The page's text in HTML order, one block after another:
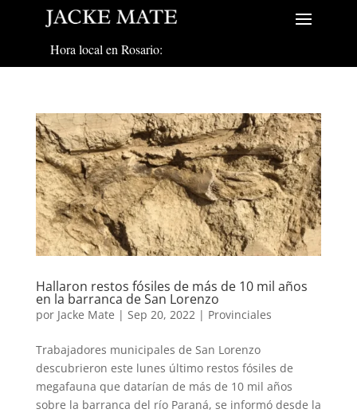
Hora local en Rosario:
Hallaron restos fósiles de más de 10 mil años
en la barranca de San Lorenzo
por Jacke Mate | Sep 20, 2022| Provinciales
Trabajadores municipales de San Lorenzo
descubrieron este lunes último restos fósiles de
megafauna que datarían de más de 10 mil años
sobre la barranca del río Paraná, se informó desde la